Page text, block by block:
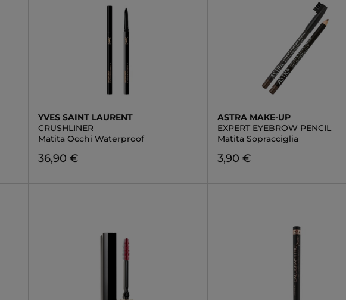
YVES SAINT LAURENT
CRUSHLINER
Matita Occhi Waterproof
36,90 €
ASTRA MAKE-UP
EXPERT EYEBROW PENCIL
Matita Sopracciglia
3,90 €